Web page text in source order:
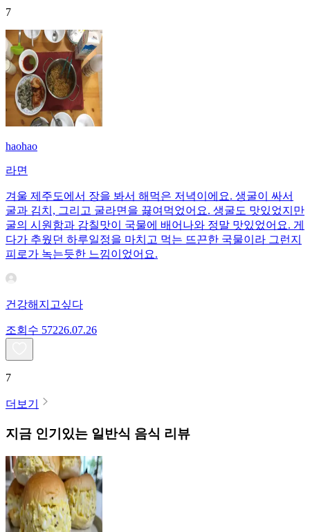
7
haohao
라면
겨울 제주도에서 장을 봐서 해먹은 저녁이에요. 생굴이 싸서
굴과 김치, 그리고 굴라면을 끓여먹었어요. 생굴도 맛있었지만
굴의 시원함과 감칠맛이 국물에 배어나와 정말 맛있었어요. 게
다가 추웠던 하루일정을 마치고 먹는 뜨끈한 국물이라 그런지
피로가 녹는듯한 느낌이었어요.
건강해지고싶다
조회수 57226.07.26
7
더보기
지금 인기있는 일반식 음식 리뷰